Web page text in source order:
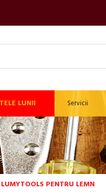
LUNII Servicii
PENTRU LEMN